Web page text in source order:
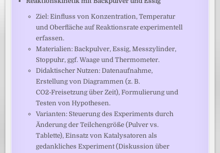
Ziel: Einfluss von Konzentration, Temperatur
und Oberfläche auf Reaktionsrate experimentell
erfassen.
Materialien: Backpulver, Essig, Messzylinder,
Stoppuhr, ggf. Waage und Thermometer.
Didaktischer Nutzen: Datenaufnahme,
Erstellung von Diagrammen (z. B.
CO2‑Freisetzung über Zeit), Formulierung und
Testen von Hypothesen.
Varianten: Steuerung des Experiments durch
Änderung der Teilchengröße (Pulver vs.
Tablette), Einsatz von Katalysatoren als
gedankliches Experiment (Diskussion über